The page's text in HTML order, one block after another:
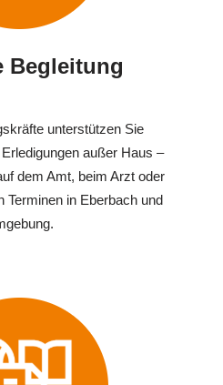
Begleitung
unterstützen Sie
außer Haus –
dem Amt, beim Arzt oder
Terminen in Eberbach und